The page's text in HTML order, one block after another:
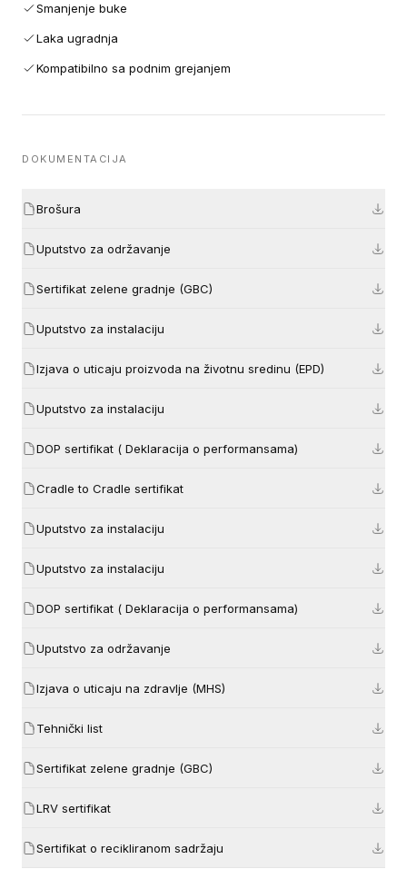
Smanjenje buke
Laka ugradnja
Kompatibilno sa podnim grejanjem
DOKUMENTACIJA
Brošura
Uputstvo za održavanje
Sertifikat zelene gradnje (GBC)
Uputstvo za instalaciju
Izjava o uticaju proizvoda na životnu sredinu (EPD)
Uputstvo za instalaciju
DOP sertifikat ( Deklaracija o performansama)
Cradle to Cradle sertifikat
Uputstvo za instalaciju
Uputstvo za instalaciju
DOP sertifikat ( Deklaracija o performansama)
Uputstvo za održavanje
Izjava o uticaju na zdravlje (MHS)
Tehnički list
Sertifikat zelene gradnje (GBC)
LRV sertifikat
Sertifikat o recikliranom sadržaju